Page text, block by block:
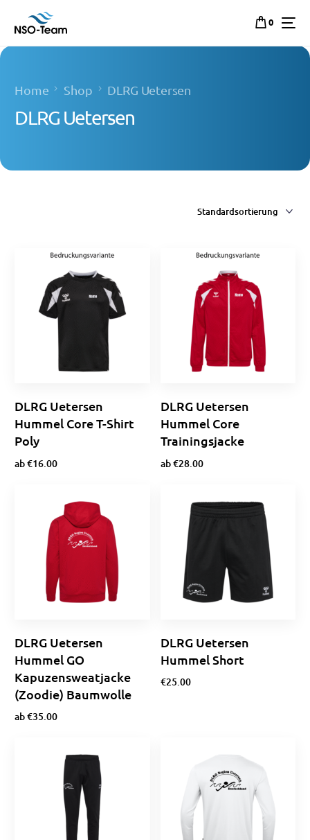
0
Home Shop DLRG Uetersen
DLRG Uetersen
DLRG Uetersen
Hummel Core T-Shirt
Poly
ab€16.00
DLRG Uetersen
Hummel Core
Trainingsjacke
ab€28.00
DLRG Uetersen
Hummel GO
Kapuzensweatjacke
(Zoodie) Baumwolle
ab€35.00
DLRG Uetersen
Hummel Short
€25.00